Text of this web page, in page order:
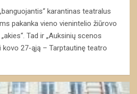
karantinas teatralus
pakanka vieno vienintelio žiūrovo
Tad ir „Auksinių scenos
kovo 27-ąją – Tarptautinę teatro